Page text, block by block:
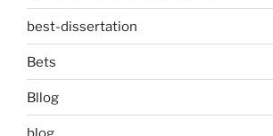
best-dissertation
Bets
Bllog